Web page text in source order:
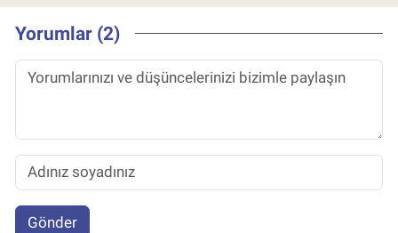
Yorumlar (2)
Gönder